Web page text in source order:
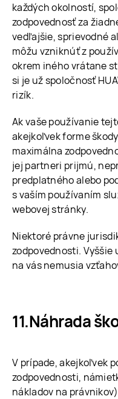
každých okolností,
zodpovednosť za
vedľajšie, sprievodné
môžu vzniknúť z
okrem iného vrátane
si je už spoločnosť
rizík.
Ak vaše používanie
akejkoľvek forme
maximálna
jej partneri prijmú,
predplatného alebo
s vaším používaním
webovej stránky.
Niektoré právne
zodpovednosti. Vyššie
na vás nemusia
Náhrada
V prípade, akejkoľvek
zodpovednosti,
nákladov na